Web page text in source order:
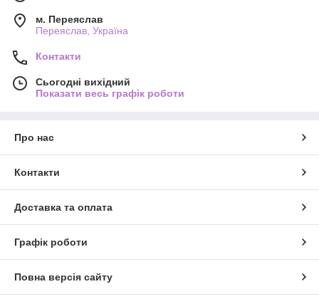
м. Переяслав
Переяслав, Україна
Контакти
Сьогодні вихідний
Показати весь графік роботи
Про нас
Контакти
Доставка та оплата
Графік роботи
Повна версія сайту